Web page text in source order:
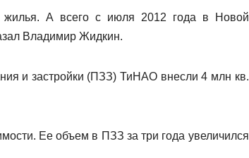
А всего с июля 2012 года в Новой
Владимир Жидкин.
и застройки (ПЗЗ) ТиНАО внесли 4 млн кв.
Ее объем в ПЗЗ за три года увеличился